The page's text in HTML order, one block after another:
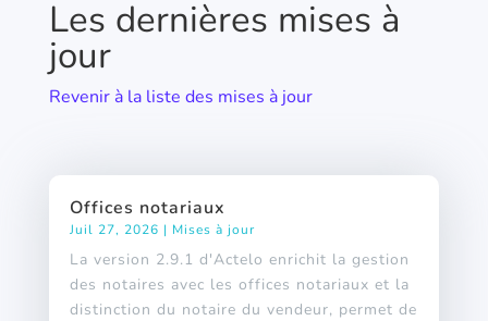
Les dernières mises à
jour
Revenir à la liste des mises à jour
Offices notariaux
Juil 27, 2026 | Mises à jour
La version 2.9.1 d'Actelo enrichit la gestion
des notaires avec les offices notariaux et la
distinction du notaire du vendeur, permet de